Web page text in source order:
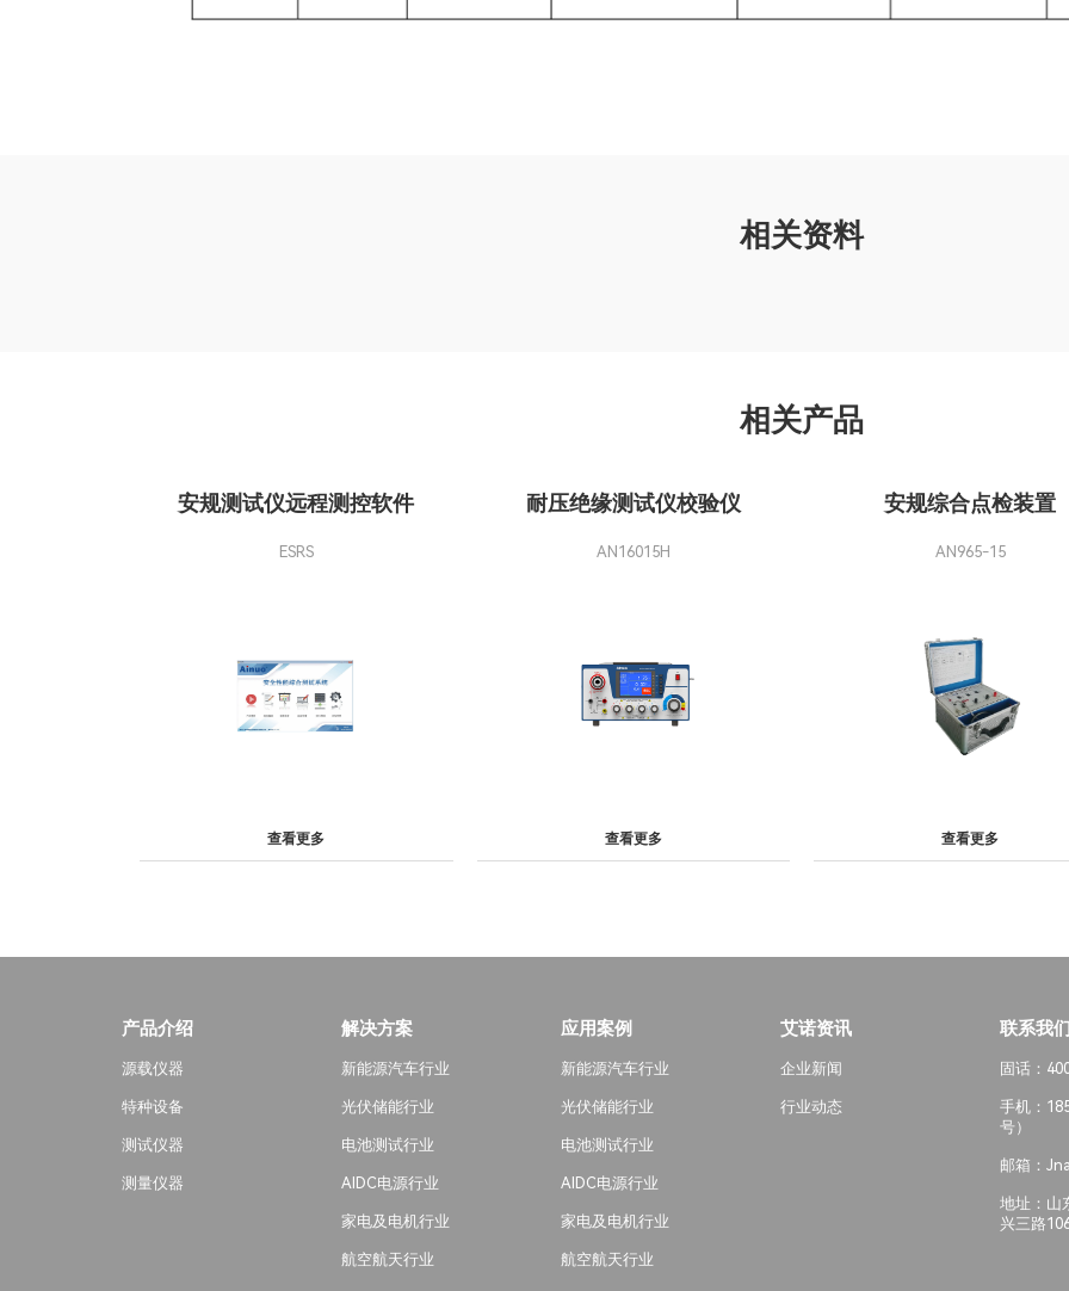
相关资料
相关产品
安规测试仪远程测控软件
ESRS
查看更多
耐压绝缘测试仪校验仪
AN16015H
查看更多
安规综合点检装置
AN965-15
查看更多
产品介绍
源载仪器
特种设备
测试仪器
测量仪器
解决方案
新能源汽车行业
光伏储能行业
电池测试行业
AIDC电源行业
家电及电机行业
航空航天行业
应用案例
新能源汽车行业
光伏储能行业
电池测试行业
AIDC电源行业
家电及电机行业
航空航天行业
艾诺资讯
企业新闻
行业动态
联系我
固话：
手机：
号）
邮箱：
地址：山
兴三路